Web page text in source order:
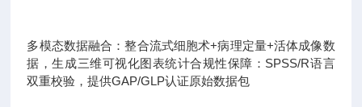
多模态数据融合：整合流式细胞术+病理定量+活体成像数
据，生成三维可视化图表统计合规性保障：SPSS/R语言
双重校验，提供GAP/GLP认证原始数据包